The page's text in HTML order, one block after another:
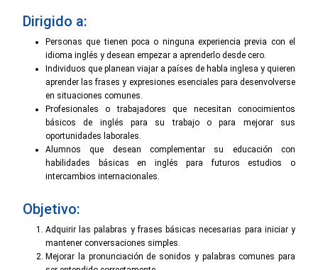
Dirigido a:
Personas que tienen poca o ninguna experiencia previa con el
idioma inglés y desean empezar a aprenderlo desde cero.
Individuos que planean viajar a países de habla inglesa y quieren
aprender las frases y expresiones esenciales para desenvolverse
en situaciones comunes.
Profesionales o trabajadores que necesitan conocimientos
básicos de inglés para su trabajo o para mejorar sus
oportunidades laborales.
Alumnos que desean complementar su educación con
habilidades básicas en inglés para futuros estudios o
intercambios internacionales.
Objetivo:
Adquirir las palabras y frases básicas necesarias para iniciar y
mantener conversaciones simples.
Mejorar la pronunciación de sonidos y palabras comunes para